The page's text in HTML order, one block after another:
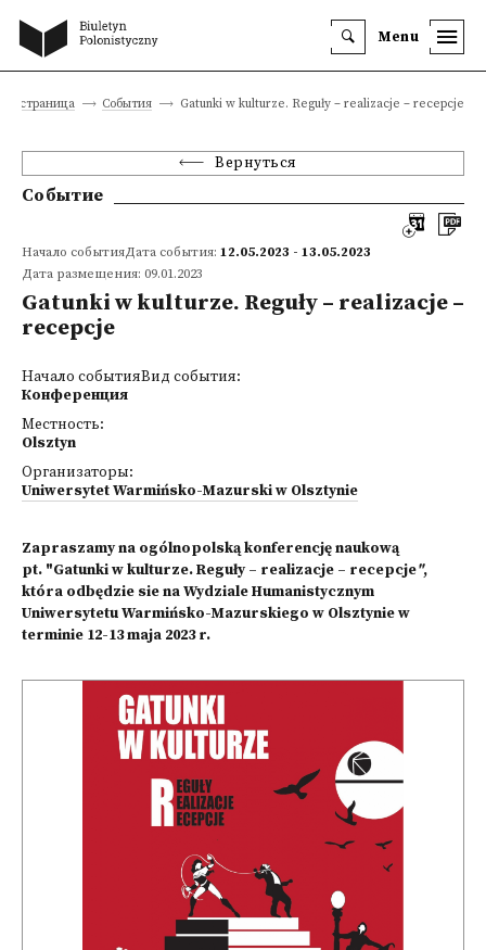
Menu
страница События Gatunki w kulturze. Reguły – realizacje – recepcje
Вернуться
Событие
Начало событияДата события: 12.05.2023 - 13.05.2023
Дата размещения: 09.01.2023
Gatunki w kulturze. Reguły – realizacje –
recepcje
Начало событияВид события:
Конференция
Местность:
Olsztyn
Организаторы:
Uniwersytet Warmińsko-Mazurski w Olsztynie
Zapraszamy na ogólnopolską konferencję naukową
pt. "Gatunki w kulturze. Reguły – realizacje – recepcje",
która odbędzie sie na Wydziale Humanistycznym
Uniwersytetu Warmińsko-Mazurskiego w Olsztynie w
terminie 12-13 maja 2023 r.